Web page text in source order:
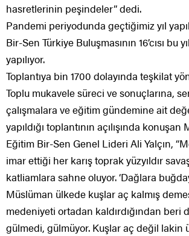
hasretlerinin peşindeler” dedi.
Pandemi periyodunda geçtiğimiz yıl
Bir-Sen Türkiye Buluşmasının 16’cısı bu
yapılıyor.
Toplantıya bin 1700 dolayında teşkilat
Toplu mukavele süreci ve sonuçlarına,
çalışmalara ve eğitim gündemine ait
yapıldığı toplantının açılışında
Eğitim Bir-Sen Genel Lideri Ali Yalçın,
imar ettiği her karış toprak yüzyıldır
katliamlara sahne oluyor. ‘Dağlara
Müslüman ülkede kuşlar aç kalmış
medeniyeti ortadan kaldırdığından beri
gülmedi, gülmüyor. Kuşlar aç değil lakin